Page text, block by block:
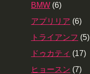
BMW (6)
アプリリア (6)
トライアンフ (5)
ドゥカティ (17)
ヒョースン (7)